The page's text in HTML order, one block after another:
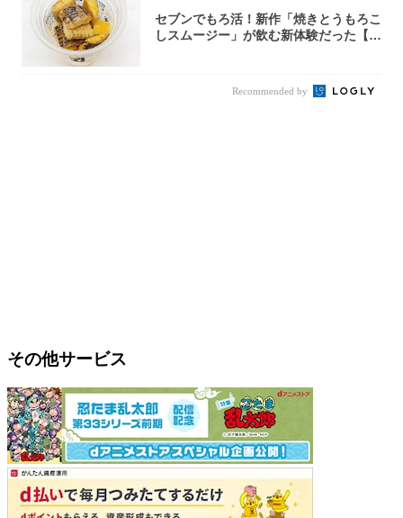
セブンでもろ活！新作「焼きとうもろこ
しスムージー」が飲む新体験だった【東
Recommended by
その他サービス